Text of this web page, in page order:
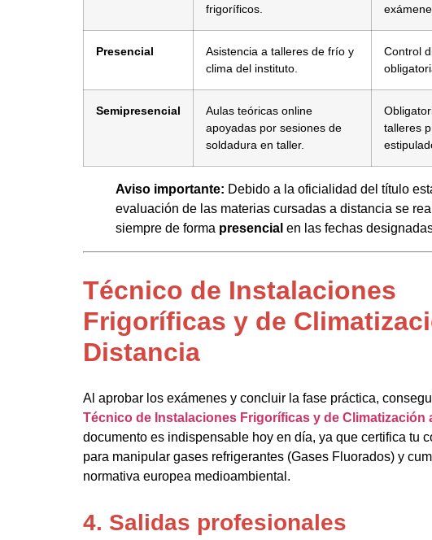
frigoríficos.
Presencial
Asistencia a talleres de frío y
clima del instituto.
Control
Semipresencial
Aulas teóricas online
apoyadas por sesiones de
soldadura en taller.
talleres
Aviso importante: Debido a la oficialidad del título
evaluación de las materias cursadas a distancia se
siempre de forma presencial en las fechas
Técnico de Instalaciones
Frigoríficas y de
Distancia
Al aprobar los exámenes y concluir la fase práctica,
Técnico de Instalaciones Frigoríficas y de Climatización
documento es indispensable hoy en día, ya que certifica tu
para manipular gases refrigerantes (Gases Fluorados) y
normativa europea medioambiental.
4. Salidas profesionales